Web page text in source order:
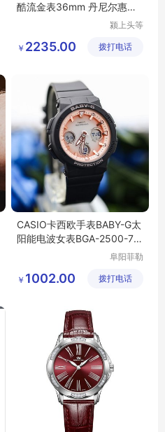
酷流金表36mm 丹尼尔惠灵
颍上头等
展有限公
￥ 2235.00 拨打电话
CASIO卡西欧手表BABY-G太
阳能电波女表BGA-2500-7A/
阜阳菲勒
公司
￥ 1002.00 拨打电话